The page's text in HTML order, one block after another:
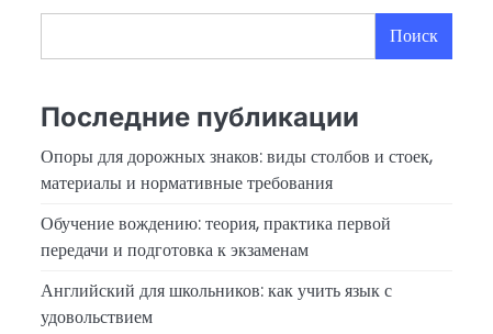
Поиск
Последние публикации
Опоры для дорожных знаков: виды столбов и стоек,
материалы и нормативные требования
Обучение вождению: теория, практика первой
передачи и подготовка к экзаменам
Английский для школьников: как учить язык с
удовольствием